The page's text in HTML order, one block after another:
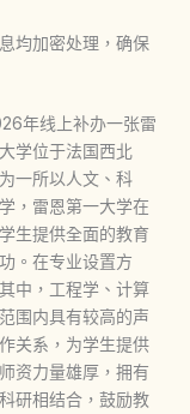
均加密处理，确保
年线上补办一张雷
学位于法国西北
一所以人文、科
，雷恩第一大学在
生提供全面的教育
。在专业设置方
中，工程学、计算
围内具有较高的声
关系，为学生提供
资力量雄厚，拥有
研相结合，鼓励教